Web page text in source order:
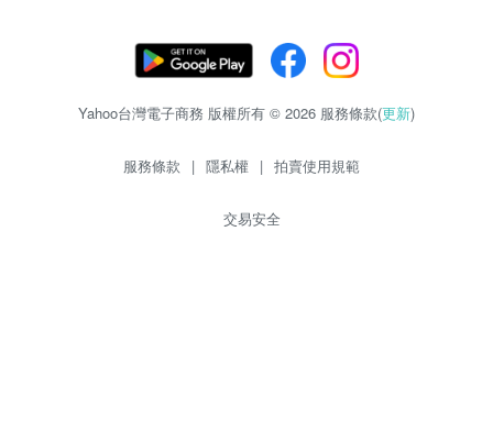
Yahoo台灣電子商務 版權所有 © 2026 服務條款(更新)
服務條款 | 隱私權 | 拍賣使用規範
交易安全